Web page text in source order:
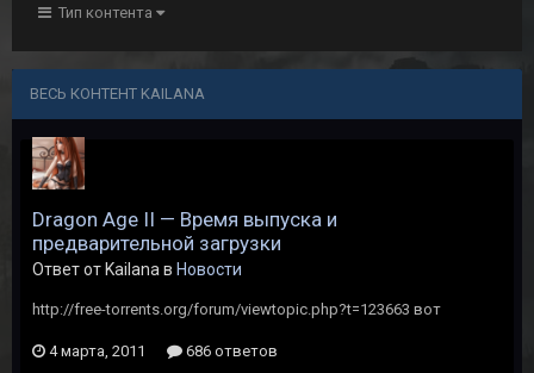
Тип контента
ВЕСЬ КОНТЕНТ KAILANA
Dragon Age II — Время выпуска и
предварительной загрузки
Ответ от Kailana в Новости
http://free-torrents.org/forum/viewtopic.php?t=123663 вот
4 марта, 2011 686 ответов